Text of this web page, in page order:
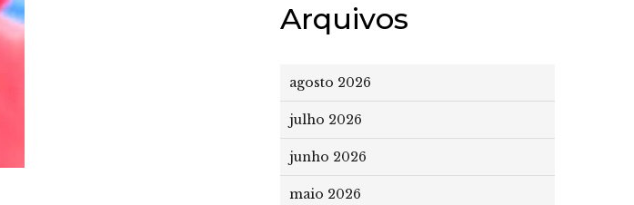
Arquivos
agosto 2026
julho 2026
junho 2026
maio 2026